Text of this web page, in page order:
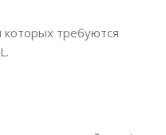
требуются